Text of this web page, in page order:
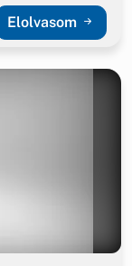
Elolvasom